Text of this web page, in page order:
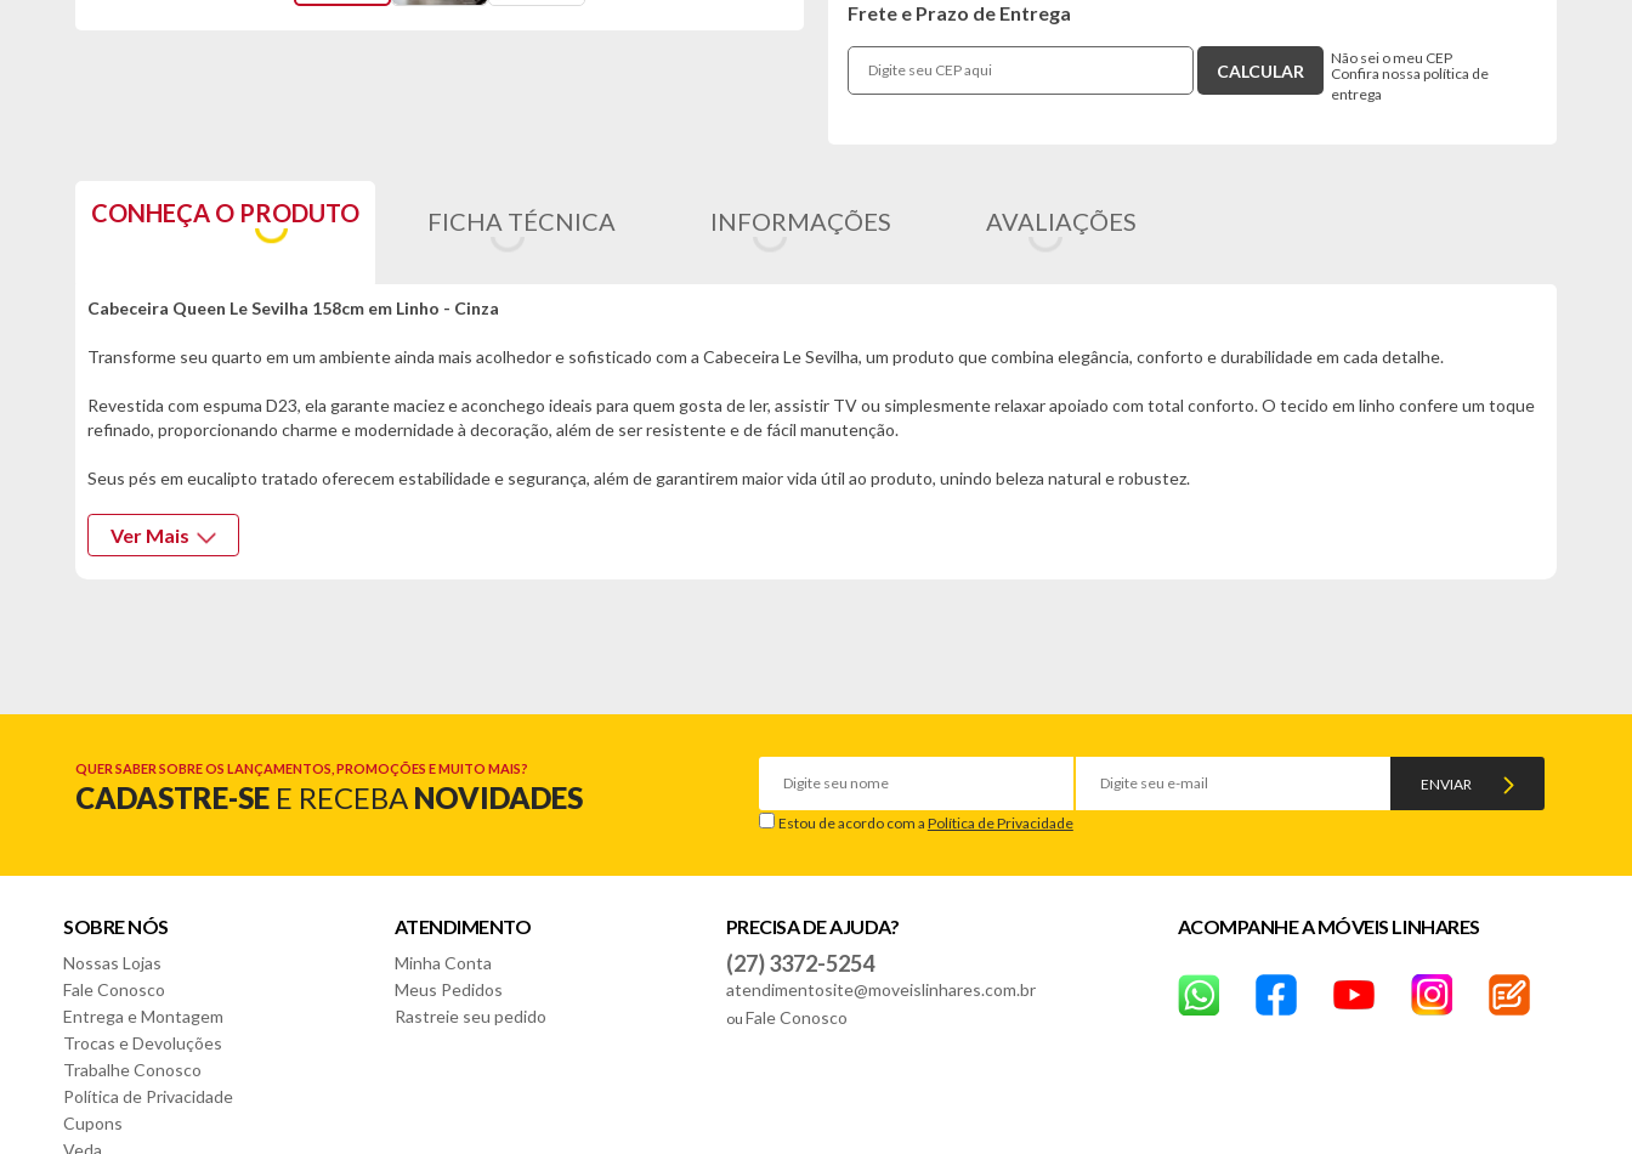
Frete e Prazo de Entrega
Não sei o meu CEP
Confira nossa política de
entrega
CONHEÇA O PRODUTO FICHA TÉCNICA INFORMAÇÕES AVALIAÇÕES
Cabeceira Queen Le Sevilha 158cm em Linho - Cinza
Transforme seu quarto em um ambiente ainda mais acolhedor e sofisticado com a Cabeceira Le Sevilha, um produto que combina elegância, conforto e durabilidade em cada detalhe.
Revestida com espuma D23, ela garante maciez e aconchego ideais para quem gosta de ler, assistir TV ou simplesmente relaxar apoiado com total conforto. O tecido em linho confere um toque
refinado, proporcionando charme e modernidade à decoração, além de ser resistente e de fácil manutenção.
Seus pés em eucalipto tratado oferecem estabilidade e segurança, além de garantirem maior vida útil ao produto, unindo beleza natural e robustez.
A Cabeceira Le Sevilha é perfeita para quem deseja valorizar o quarto com um design elegante e atemporal, sem abrir mão da qualidade e da praticidade, tornando o ambiente mais agradável,
sofisticado e acolhedor para todos os momentos de descanso.
Cor:
Características:
Dimensões do Produto:
- Altura: 125cm
- Largura: 158cm
- Profundidade: 10cm
Garantia do Fornecedor: 3 meses (Se conter vidro ou espelho danificado/quebrado, o prazo para solicitar a troca é de até 7 dias corridos após a data da entrega)
Ver Mais
QUER SABER SOBRE OS LANÇAMENTOS, PROMOÇÕES E MUITO MAIS?
CADASTRE-SE E RECEBA NOVIDADES ENVIAR
Estou de acordo com a Política de Privacidade
SOBRE NÓS
Nossas Lojas
Fale Conosco
Entrega e Montagem
Trocas e Devoluções
Trabalhe Conosco
Política de Privacidade
Cupons
Veda
ATENDIMENTO
Minha Conta
Meus Pedidos
Rastreie seu pedido
PRECISA DE AJUDA?
(27) 3372-5254
atendimentosite@moveislinhares.com.br
ou Fale Conosco
ACOMPANHE A MÓVEIS LINHARES